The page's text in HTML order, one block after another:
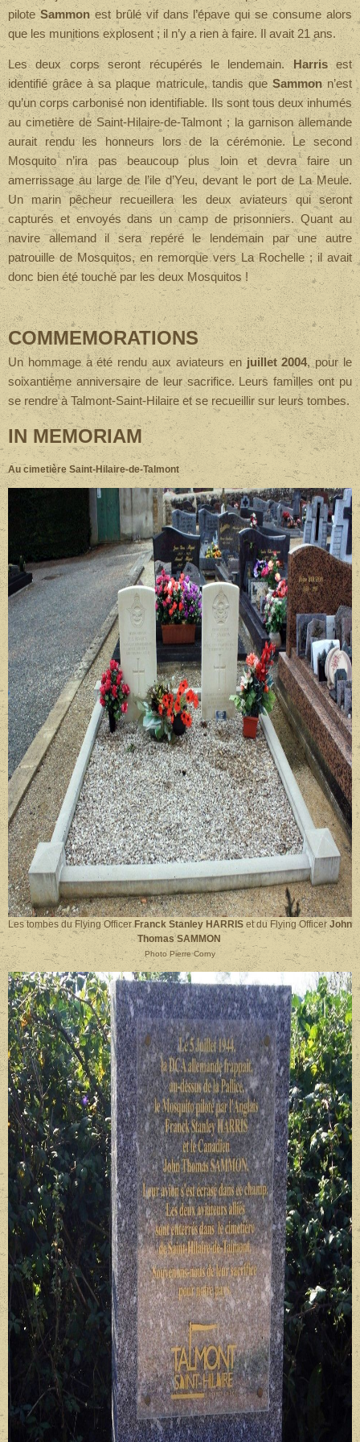
piloteSammonest brûlé vif dans l’épave qui se consume alors
que les munitions explosent ; il n’y a rien à faire. Il avait 21 ans.
Les deux corps seront récupérés le lendemain.Harrisest
identifié grâce à sa plaque matricule, tandis que Sammonn’est
qu’un corps carbonisé non identifiable. Ils sont tous deux inhumés
au cimetière de Saint-Hilaire-de-Talmont ; la garnison allemande
aurait rendu les honneurs lors de la cérémonie. Le second
Mosquito n’ira pas beaucoup plus loin et devra faire un
amerrissage au large de l’ile d’Yeu, devant le port de La Meule.
Un marin pêcheur recueillera les deux aviateurs qui seront
capturés et envoyés dans un camp de prisonniers.Quant au
navire allemand il sera repéré le lendemain par une autre
patrouille de Mosquitos, en remorque vers La Rochelle ; il avait
donc bien été touché par les deux Mosquitos !
COMMEMORATIONS
Un hommage a été rendu aux aviateurs enjuillet 2004, pour le
soixantième anniversaire de leur sacrifice. Leurs familles ont pu
se rendre à Talmont-Saint-Hilaire et se recueillir sur leurs tombes.
IN MEMORIAM
Au cimetière Saint-Hilaire-de-Talmont
Les tombes duFlying OfficerFranck Stanley HARRIS et du Flying OfficerJohn
Thomas SAMMON
Photo Pierre Corny